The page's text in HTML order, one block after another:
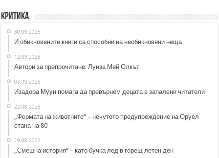
Критика
30.09.2025
И обикновените книги са способни на необикновени неща
12.09.2025
Автори за препрочитане: Луиза Мей Олкът
03.09.2025
Изадора Муун помага да превърнем децата в запалени читатели
22.08.2025
„Фермата на животните“ – нечутото предупреждение на Оруел
стана на 80
19.08.2025
„Смешна история“ – като бучка лед в горещ летен ден